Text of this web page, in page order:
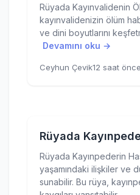
Rüyada Kayınvalidenin
kayınvalidenizin ölüm
ve dini boyutlarını
Devamını oku →
Ceyhun Çevik12 saat önce
Rüyada
Rüyada Kayınpederin
yaşamındaki ilişkiler ve
sunabilir. Bu rüya,